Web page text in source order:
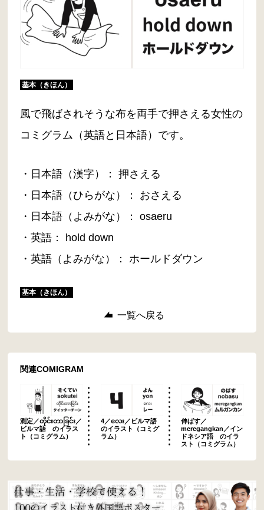
基本（きほん）
風で飛ばされそうな布を両手で押さえる女性の
コミグラム（英語と日本語）です。
・日本語（漢字）： 押さえる
・日本語（ひらがな）： おさえる
・日本語（よみがな）： osaeru
・英語： hold down
・英語（よみがな）： ホールドダウン
基本（きほん）
一覧へ戻る
関連COMIGRAM
測定／တိုင်းတာခြင်း／
ビルマ語 のイラス
ト（コミグラム）
4／လေး／ビルマ語
のイラスト（コミグ
ラム）
伸ばす／
meregangkan／イン
ドネシア語 のイラ
スト（コミグラム）